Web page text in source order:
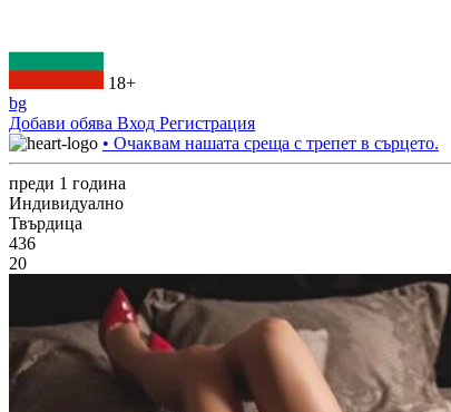
18+
bg
Добави обява Вход Регистрация
• Очаквам нашата среща с трепет в сърцето.
преди 1 година
Индивидуално
Твърдица
436
20